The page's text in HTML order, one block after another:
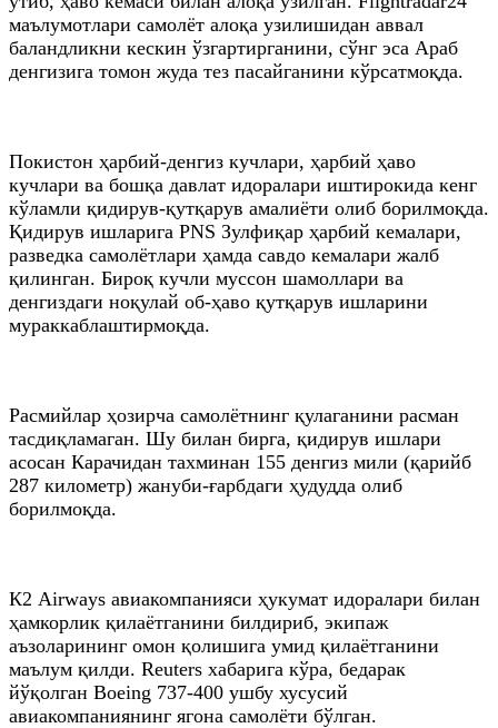
маълумотлари самолёт алоқа узилишидан аввал
баландликни кескин ўзгартирганини, сўнг эса Араб
денгизига томон жуда тез пасайганини кўрсатмоқда.
Покистон ҳарбий-денгиз кучлари, ҳарбий ҳаво
кучлари ва бошқа давлат идоралари иштирокида кенг
кўламли қидирув-қутқарув амалиёти олиб борилмоқда.
Қидирув ишларига PNS Зулфиқар ҳарбий кемалари,
разведка самолётлари ҳамда савдо кемалари жалб
қилинган. Бироқ кучли муссон шамоллари ва
денгиздаги ноқулай об-ҳаво қутқарув ишларини
мураккаблаштирмоқда.
Расмийлар ҳозирча самолётнинг қулаганини расман
тасдиқламаган. Шу билан бирга, қидирув ишлари
асосан Карачидан тахминан 155 денгиз мили (қарийб
287 километр) жануби-ғарбдаги ҳудудда олиб
борилмоқда.
К2 Airways авиакомпанияси ҳукумат идоралари билан
ҳамкорлик қилаётганини билдириб, экипаж
аъзоларининг омон қолишига умид қилаётганини
маълум қилди. Reuters хабарига кўра, бедарак
йўқолган Boeing 737-400 ушбу хусусий
авиакомпаниянинг ягона самолёти бўлган.